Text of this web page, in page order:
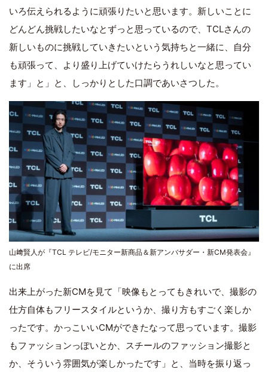
いろ伝えられるように頑張りたいと思います。新しいことに
どんどん挑戦したいなとずっと思っているので、TCLさんの
新しいものに挑戦していきたいという気持ちと一緒に、自分
も頑張って、より盛り上げていけたらうれしいなと思ってい
ます」と」と、しっかりとした口調であいさつした。
山﨑賢人が『TCL テレビ/モニター新商品＆新アンバサダー・新CM発表会』
に出席
出来上がった新CMを見て「映像もとってもきれいで、撮影の
仕方自体もフリースタイルというか、撮り方もすごく楽しか
ったです。かっこいいCMができたなって思っています。撮影
もファッションっぽいとか、スチールのファッション撮影と
か、そういう雰囲気が楽しかったです」と、当時を振り返っ